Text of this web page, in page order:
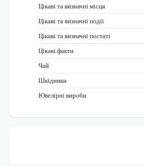
Цікаві та визначні місця
Цікаві та визначні події
Цікаві та визначні постаті
Цікаві факти
Чай
Шкідники
Ювелірні вироби